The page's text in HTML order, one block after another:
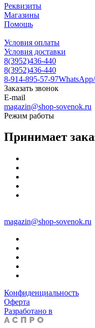
Реквизиты
Магазины
Помощь
Условия оплаты
Условия доставки
8(3952)436-440
8(3952)436-440
8-914-895-57-97
Заказать звонок
E-mail
magazin@shop-sovenok.ru
Режим работы
Принимает
magazin@shop-sovenok.ru
Конфиденциальность
Оферта
Разработано в